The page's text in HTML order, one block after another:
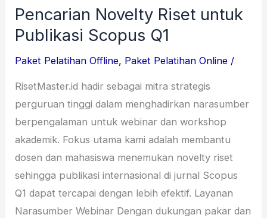
Pencarian Novelty Riset untuk
Publikasi Scopus Q1
Paket Pelatihan Offline, Paket Pelatihan Online /
RisetMaster.id hadir sebagai mitra strategis
perguruan tinggi dalam menghadirkan narasumber
berpengalaman untuk webinar dan workshop
akademik. Fokus utama kami adalah membantu
dosen dan mahasiswa menemukan novelty riset
sehingga publikasi internasional di jurnal Scopus
Q1 dapat tercapai dengan lebih efektif. Layanan
Narasumber Webinar Dengan dukungan pakar dan
Scopus
Q1